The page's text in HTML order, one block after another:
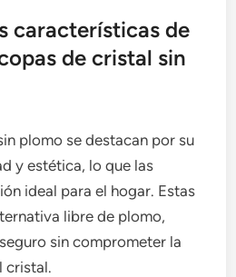
características de
de cristal sin
plomo se destacan por su
y estética, lo que las
ideal para el hogar. Estas
libre de plomo,
sin comprometer la
cristal.